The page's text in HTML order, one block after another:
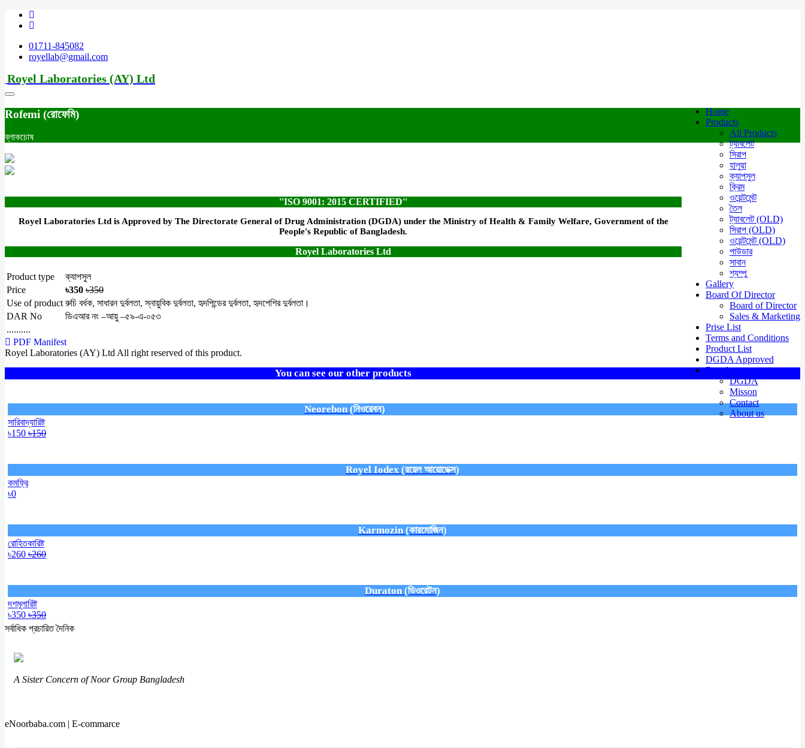
01711-845082
royellab@gmail.com
Royel Laboratories (AY) Ltd
Home
Products
All Products
ট্যাবলেট
সিরাপ
হালুয়া
ক্যাপসুল
ক্রিম
ওয়েন্টমেন্ট
তৈল
ট্যাবলেট (OLD)
সিরাপ (OLD)
ওয়েন্টমেন্ট (OLD)
পাউডার
সাবান
শ্যম্পু
Gallery
Board Of Director
Board of Director
Sales & Marketing
Prise List
Terms and Conditions
Product List
DGDA Approved
Royel
DGDA
Misson
Contact
About us
Rofemi (রোফেমি)
ব্লাকচোষ
''ISO 9001: 2015 CERTIFIED''
Royel Laboratories Ltd is Approved by The Directorate General of Drug Administration (DGDA) under the Ministry of Health & Family Welfare, Government of the
People's Republic of Bangladesh.
Royel Laboratories Ltd
Product type
ক্যাপসুল
Price
৳350 ৳350
Use of product রুচি বর্ধক, সাধারন দুর্বলতা, স্নায়ুবিক দুর্বলতা, হৃদপিন্ডের দুর্বলতা, হৃদপেশির দুর্বলতা।
DAR No
ডিএআর নং –আয়ু –৫৯-এ-০৫৩
..........
PDF Manifest
Royel Laboratories (AY) Ltd All right reserved of this product.
You can see our other products
Neorebon (নিওরেবন)
সারিবাদ্যারিষ্ট
৳150 ৳150
Royel Iodex (রয়েল আয়োডেক্স)
কমফ্রি
৳0
Karmozin (কারমোজিন)
রোহিতকারিষ্ট
৳260 ৳260
Duraton (ডিওরেটন)
দশমূলারিষ্ট
৳350 ৳350
সর্বাধিক প্রচারিত দৈনিক
A Sister Concern of Noor Group Bangladesh
eNoorbaba.com | E-commarce